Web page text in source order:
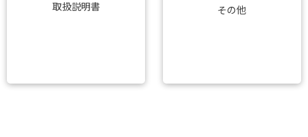
取扱説明書 その他